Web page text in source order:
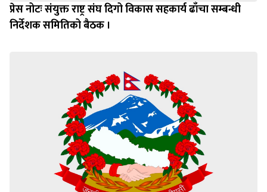
प्रेस नोटः संयुक्त राष्ट्र संघ दिगो विकास सहकार्य ढाँचा सम्बन्धी
निर्देशक समितिको बैठक ।